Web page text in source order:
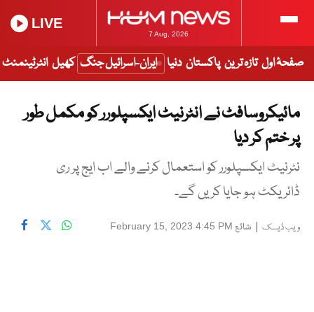
7 Aug, 2026
LIVE
صفحۂ اول تازہ ترین پاکستان دنیا ایران-اسرائیل جنگ کھیل انٹرٹینمنٹ
مائیکروسافٹ نے انٹرنیٹ ایکسپلورر کو مکمل طور
پر ختم کر دیا
نٹرنیٹ ایکسپلورر کو استعمال کرنے والے اب ایج پر ری
ڈائریکٹ ہو جایا کریں گے۔
ویب ڈیسک | شائع February 15, 2023 4:45 PM